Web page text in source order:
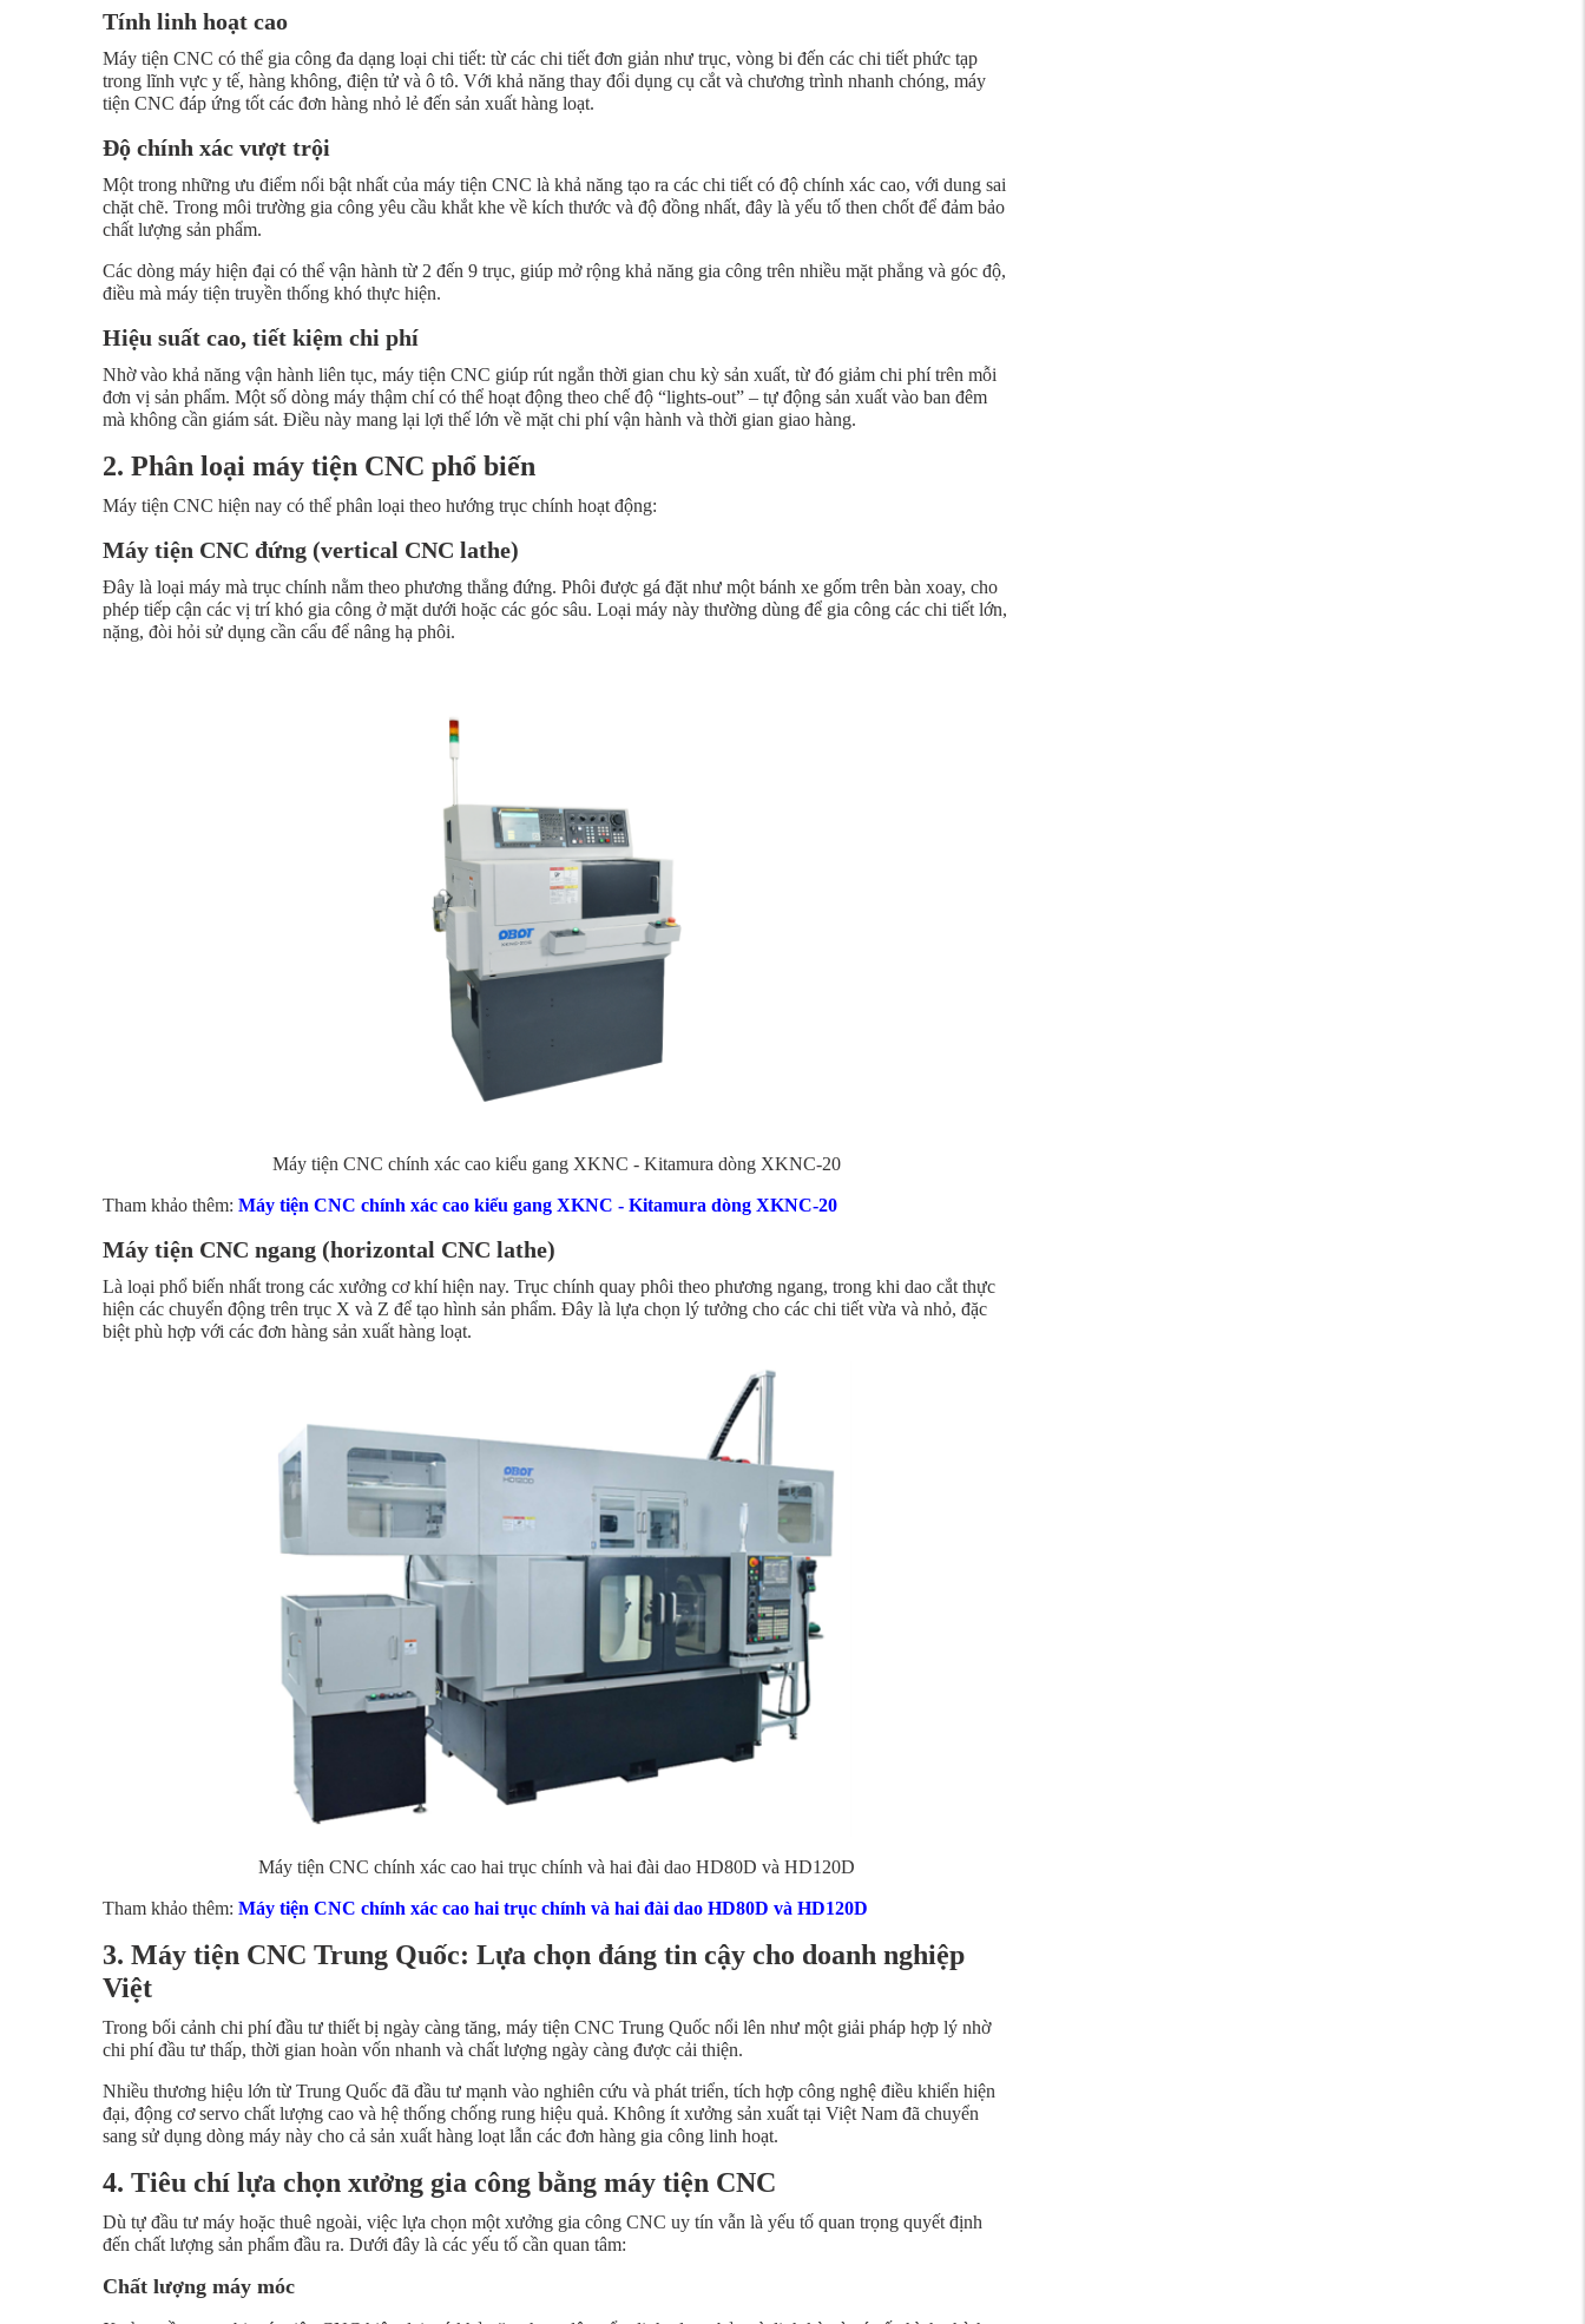
Tính linh hoạt cao
Máy tiện CNC có thể gia công đa dạng loại chi tiết: từ các chi tiết đơn giản như trục, vòng bi đến các chi tiết phức tạp
trong lĩnh vực y tế, hàng không, điện tử và ô tô. Với khả năng thay đổi dụng cụ cắt và chương trình nhanh chóng, máy
tiện CNC đáp ứng tốt các đơn hàng nhỏ lẻ đến sản xuất hàng loạt.
Độ chính xác vượt trội
Một trong những ưu điểm nổi bật nhất của máy tiện CNC là khả năng tạo ra các chi tiết có độ chính xác cao, với dung sai
chặt chẽ. Trong môi trường gia công yêu cầu khắt khe về kích thước và độ đồng nhất, đây là yếu tố then chốt để đảm bảo
chất lượng sản phẩm.
Các dòng máy hiện đại có thể vận hành từ 2 đến 9 trục, giúp mở rộng khả năng gia công trên nhiều mặt phẳng và góc độ,
điều mà máy tiện truyền thống khó thực hiện.
Hiệu suất cao, tiết kiệm chi phí
Nhờ vào khả năng vận hành liên tục, máy tiện CNC giúp rút ngắn thời gian chu kỳ sản xuất, từ đó giảm chi phí trên mỗi
đơn vị sản phẩm. Một số dòng máy thậm chí có thể hoạt động theo chế độ “lights-out” – tự động sản xuất vào ban đêm
mà không cần giám sát. Điều này mang lại lợi thế lớn về mặt chi phí vận hành và thời gian giao hàng.
2. Phân loại máy tiện CNC phổ biến
Máy tiện CNC hiện nay có thể phân loại theo hướng trục chính hoạt động:
Máy tiện CNC đứng (vertical CNC lathe)
Đây là loại máy mà trục chính nằm theo phương thẳng đứng. Phôi được gá đặt như một bánh xe gốm trên bàn xoay, cho
phép tiếp cận các vị trí khó gia công ở mặt dưới hoặc các góc sâu. Loại máy này thường dùng để gia công các chi tiết lớn,
nặng, đòi hỏi sử dụng cần cẩu để nâng hạ phôi.
Máy tiện CNC chính xác cao kiểu gang XKNC - Kitamura dòng XKNC-20
Tham khảo thêm: Máy tiện CNC chính xác cao kiểu gang XKNC - Kitamura dòng XKNC-20
Máy tiện CNC ngang (horizontal CNC lathe)
Là loại phổ biến nhất trong các xưởng cơ khí hiện nay. Trục chính quay phôi theo phương ngang, trong khi dao cắt thực
hiện các chuyển động trên trục X và Z để tạo hình sản phẩm. Đây là lựa chọn lý tưởng cho các chi tiết vừa và nhỏ, đặc
biệt phù hợp với các đơn hàng sản xuất hàng loạt.
Máy tiện CNC chính xác cao hai trục chính và hai đài dao HD80D và HD120D
Tham khảo thêm: Máy tiện CNC chính xác cao hai trục chính và hai đài dao HD80D và HD120D
3. Máy tiện CNC Trung Quốc: Lựa chọn đáng tin cậy cho doanh nghiệp
Việt
Trong bối cảnh chi phí đầu tư thiết bị ngày càng tăng, máy tiện CNC Trung Quốc nổi lên như một giải pháp hợp lý nhờ
chi phí đầu tư thấp, thời gian hoàn vốn nhanh và chất lượng ngày càng được cải thiện.
Nhiều thương hiệu lớn từ Trung Quốc đã đầu tư mạnh vào nghiên cứu và phát triển, tích hợp công nghệ điều khiển hiện
đại, động cơ servo chất lượng cao và hệ thống chống rung hiệu quả. Không ít xưởng sản xuất tại Việt Nam đã chuyển
sang sử dụng dòng máy này cho cả sản xuất hàng loạt lẫn các đơn hàng gia công linh hoạt.
4. Tiêu chí lựa chọn xưởng gia công bằng máy tiện CNC
Dù tự đầu tư máy hoặc thuê ngoài, việc lựa chọn một xưởng gia công CNC uy tín vẫn là yếu tố quan trọng quyết định
đến chất lượng sản phẩm đầu ra. Dưới đây là các yếu tố cần quan tâm:
Chất lượng máy móc